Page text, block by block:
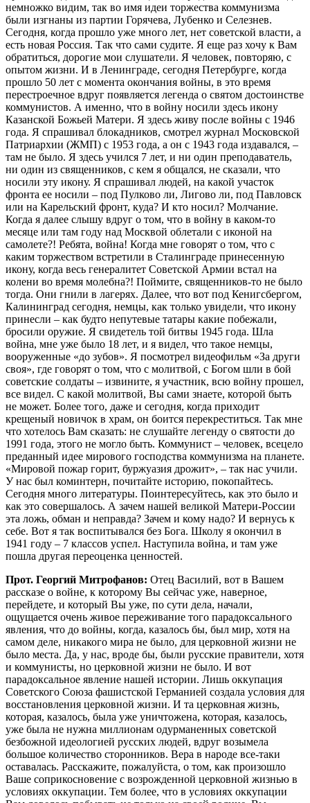
немножко видим, так во имя идеи торжества коммунизма
были изгнаны из партии Горячева, Лубенко и Селезнев.
Сегодня, когда прошло уже много лет, нет советской власти, а
есть новая Россия. Так что сами судите. Я еще раз хочу к Вам
обратиться, дорогие мои слушатели. Я человек, повторяю, с
опытом жизни. И в Ленинграде, сегодня Петербурге, когда
прошло 50 лет с момента окончания войны, в это время
перестроечное вдруг появляется легенда о святом достоинстве
коммунистов. А именно, что в войну носили здесь икону
Казанской Божьей Матери. Я здесь живу после войны с 1946
года. Я спрашивал блокадников, смотрел журнал Московской
Патриархии (ЖМП) с 1953 года, а он с 1943 года издавался, –
там не было. Я здесь учился 7 лет, и ни один преподаватель,
ни один из священников, с кем я общался, не сказали, что
носили эту икону. Я спрашивал людей, на какой участок
фронта ее носили – под Пулково ли, Лигово ли, под Павловск
или на Карельский фронт, куда? И кто носил? Молчание.
Когда я далее слышу вдруг о том, что в войну в каком-то
месяце или там году над Москвой облетали с иконой на
самолете?! Ребята, война! Когда мне говорят о том, что с
каким торжеством встретили в Сталинграде принесенную
икону, когда весь генералитет Советской Армии встал на
колени во время молебна?! Поймите, священников-то не было
тогда. Они гнили в лагерях. Далее, что вот под Кенигсбергом,
Калининград сегодня, немцы, как только увидели, что икону
принесли – как будто непутевые татары какие побежали,
бросили оружие. Я свидетель той битвы 1945 года. Шла
война, мне уже было 18 лет, и я видел, что такое немцы,
вооруженные «до зубов». Я посмотрел видеофильм «За други
своя», где говорят о том, что с молитвой, с Богом шли в бой
советские солдаты – извините, я участник, всю войну прошел,
все видел. С какой молитвой, Вы сами знаете, которой быть
не может. Более того, даже и сегодня, когда приходит
крещеный новичок в храм, он боится перекреститься. Так мне
что хотелось Вам сказать: не слушайте легенду о святости до
1991 года, этого не могло быть. Коммунист – человек, всецело
преданный идее мирового господства коммунизма на планете.
«Мировой пожар горит, буржуазия дрожит», – так нас учили.
У нас был коминтерн, почитайте историю, покопайтесь.
Сегодня много литературы. Поинтересуйтесь, как это было и
как это совершалось. А зачем нашей великой Матери-России
эта ложь, обман и неправда? Зачем и кому надо? И вернусь к
себе. Вот я так воспитывался без Бога. Школу я окончил в
1941 году – 7 классов успел. Наступила война, и там уже
пошла другая переоценка ценностей.
Прот. Георгий Митрофанов: Отец Василий, вот в Вашем
рассказе о войне, к которому Вы сейчас уже, наверное,
перейдете, и который Вы уже, по сути дела, начали,
ощущается очень живое переживание того парадоксального
явления, что до войны, когда, казалось бы, был мир, хотя на
самом деле, никакого мира не было, для церковной жизни не
было места. Да, у нас, вроде бы, были русские правители, хотя
и коммунисты, но церковной жизни не было. И вот
парадоксальное явление нашей истории. Лишь оккупация
Советского Союза фашистской Германией создала условия для
восстановления церковной жизни. И та церковная жизнь,
которая, казалось, была уже уничтожена, которая, казалось,
уже была не нужна миллионам одурманенных советской
безбожной идеологией русских людей, вдруг возымела
большое количество сторонников. Вера в народе все-таки
оставалась. Расскажите, пожалуйста, о том, как произошло
Ваше соприкосновение с возрожденной церковной жизнью в
условиях оккупации. Тем более, что в условиях оккупации